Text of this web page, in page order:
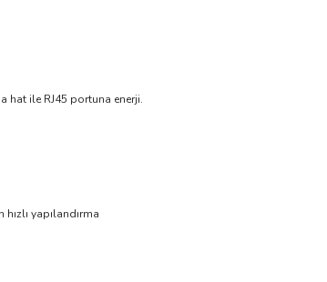
hat ile RJ45 portuna enerji.
yapılandırma